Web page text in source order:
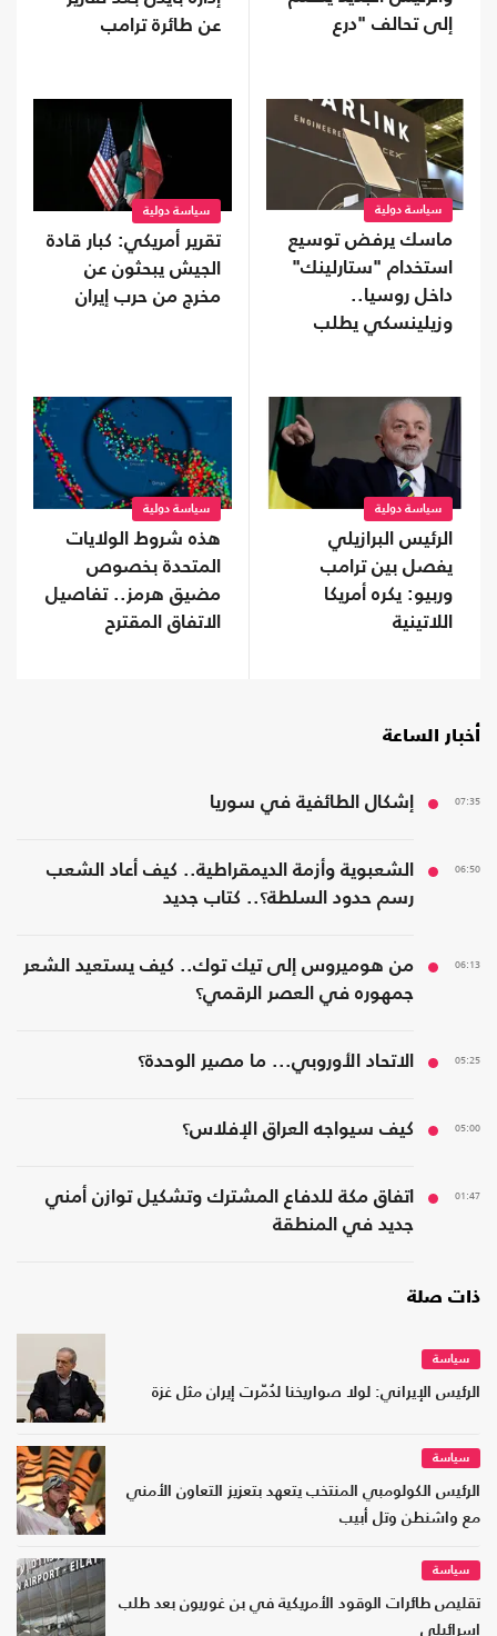
إلى تحالف "درع
عن طائرة ترامب
سياسة دولية
ماسك يرفض توسيع
استخدام "ستارلينك"
داخل روسيا..
وزيلينسكي يطلب
سياسة دولية
تقرير أمريكي: كبار قادة
الجيش يبحثون عن
مخرج من حرب إيران
سياسة دولية
الرئيس البرازيلي
يفصل بين ترامب
وربيو: يكره أمريكا
اللاتينية
سياسة دولية
هذه شروط الولايات
المتحدة بخصوص
مضيق هرمز.. تفاصيل
الاتفاق المقترح
أخبار الساعة
07:35 إشكال الطائفية في سوريا
06:50
الشعبوية وأزمة الديمقراطية.. كيف أعاد الشعب
رسم حدود السلطة؟.. كتاب جديد
06:13
من هوميروس إلى تيك توك.. كيف يستعيد الشعر
جمهوره في العصر الرقمي؟
05:25 الاتحاد الأوروبي... ما مصير الوحدة؟
05:00 كيف سيواجه العراق الإفلاس؟
01:47
اتفاق مكة للدفاع المشترك وتشكيل توازن أمني
جديد في المنطقة
ذات صلة
سياسة
الرئيس الإيراني: لولا صواريخنا لدُمّرت إيران مثل غزة
سياسة
الرئيس الكولومبي المنتخب يتعهد بتعزيز التعاون الأمني
مع واشنطن وتل أبيب
سياسة
تقليص طائرات الوقود الأمريكية في بن غوريون بعد طلب
إسرائيلي